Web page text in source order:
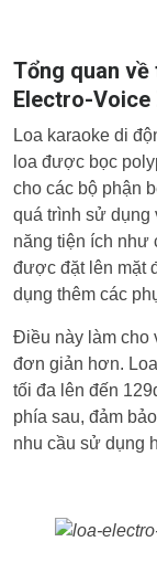
Tổng quan
Electro-Voice
Loa karaoke di
loa được bọc
cho các bộ phận
quá trình sử dụng
năng tiện ích như
được đặt lên mặt
dụng thêm các
Điều này làm cho
đơn giản hơn.
tối đa lên đến
phía sau, đảm
nhu cầu sử dụng